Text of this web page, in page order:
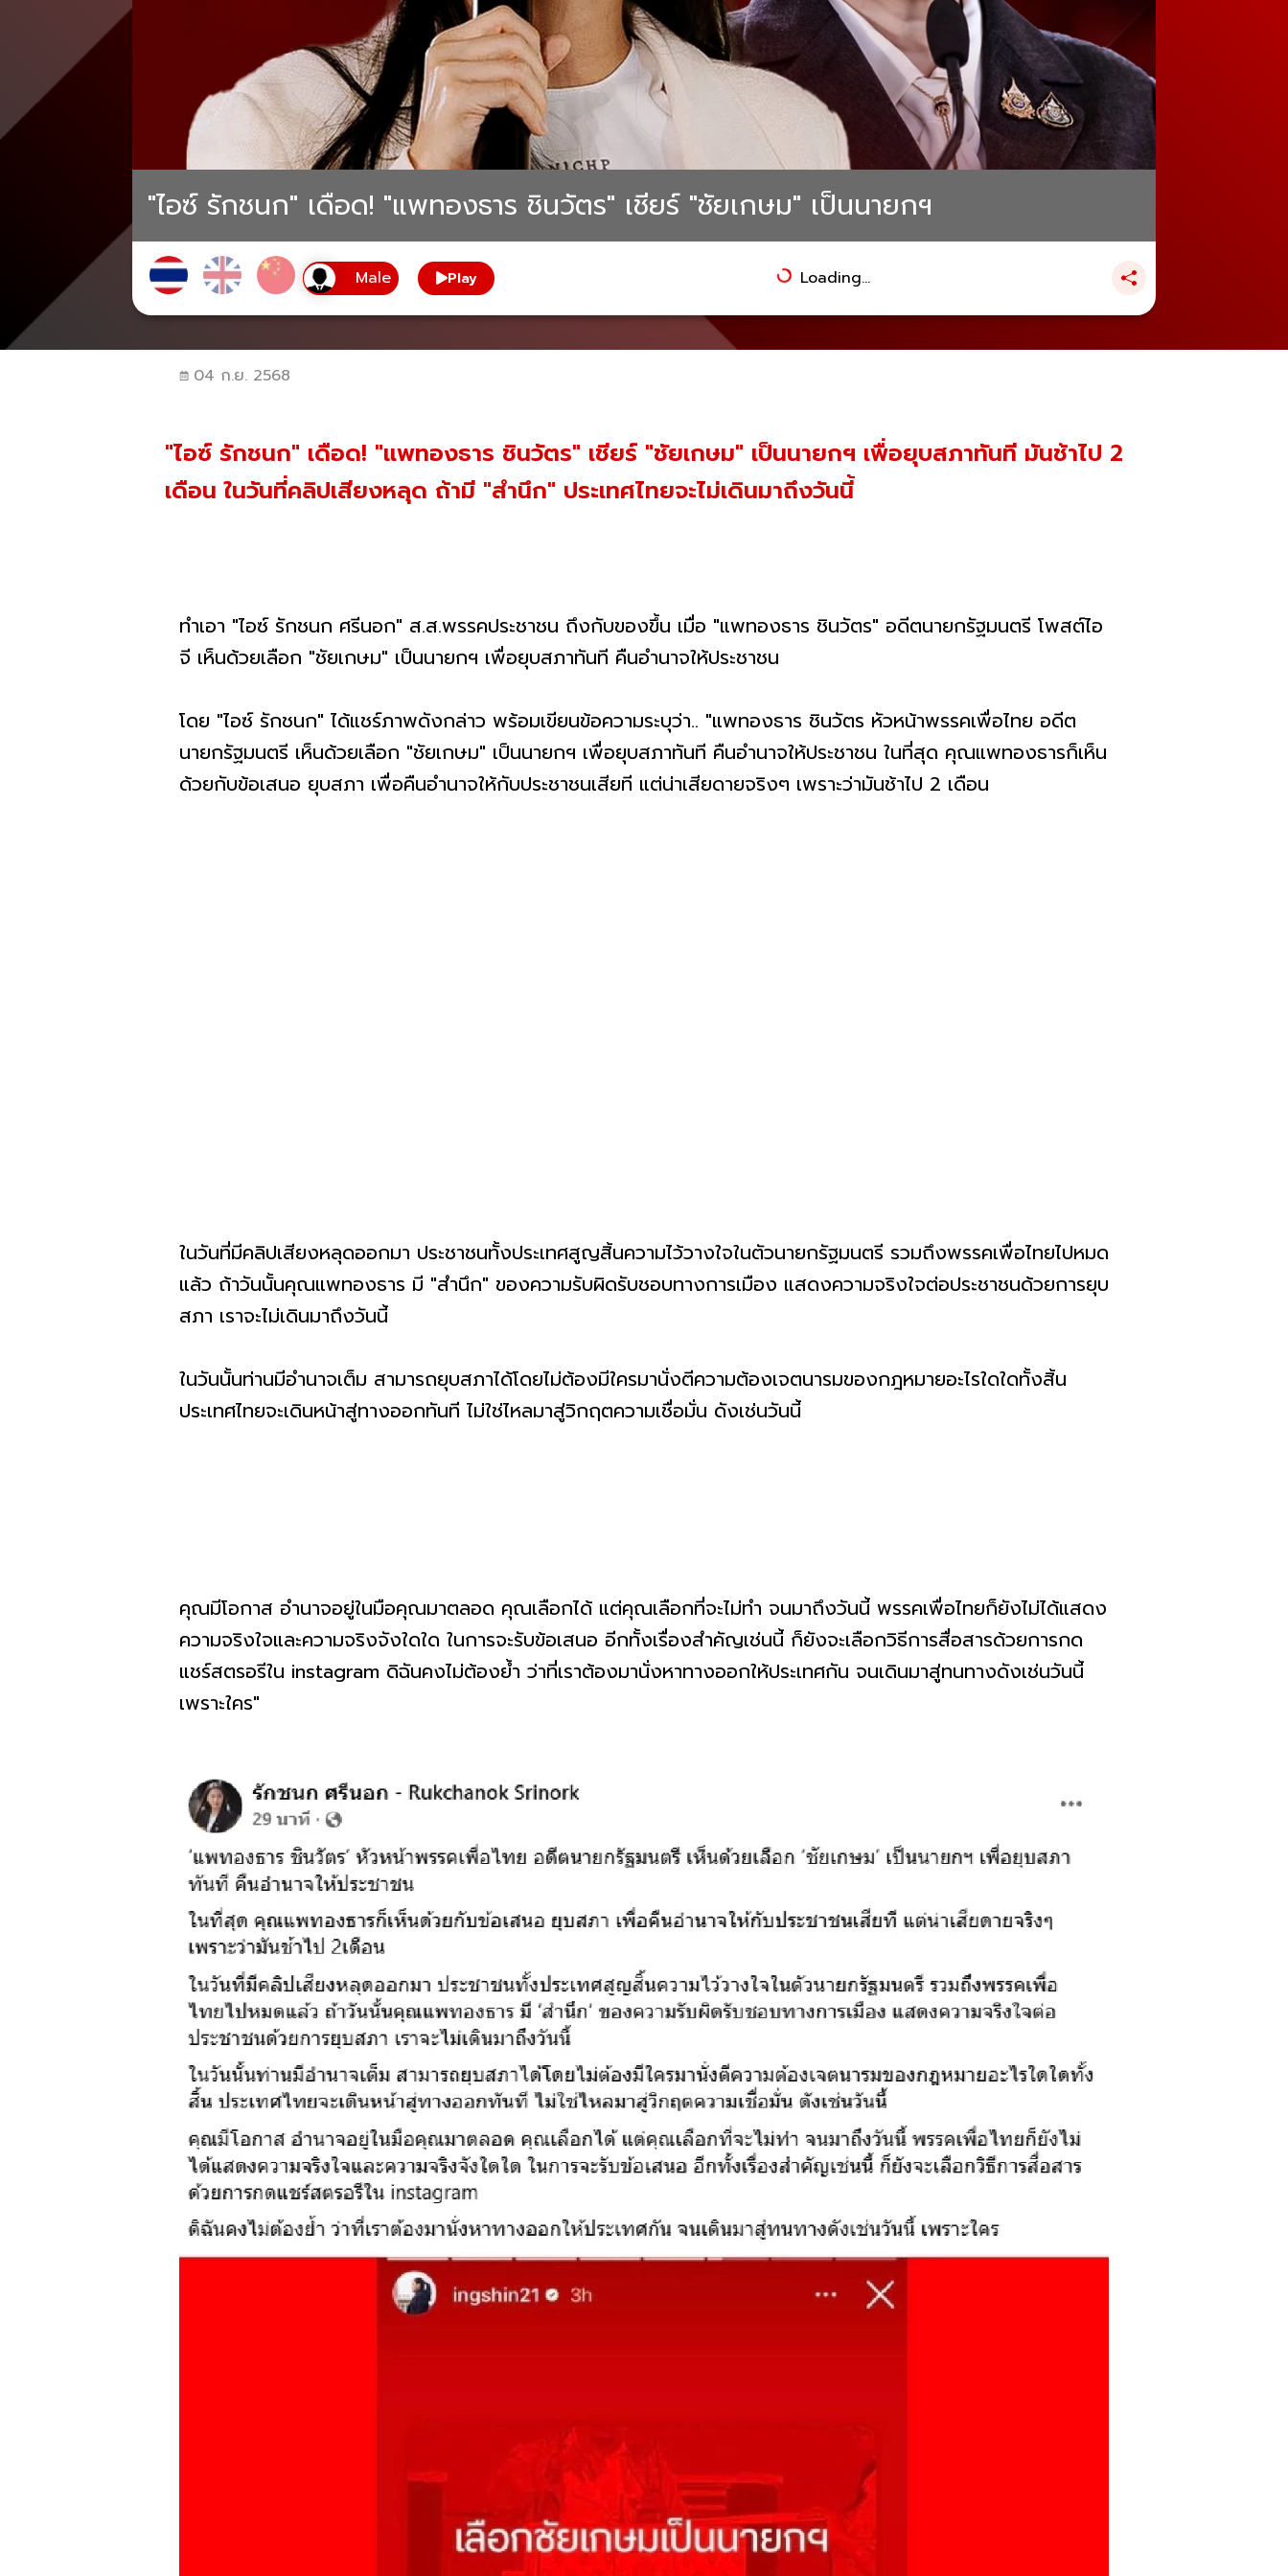
"ไอซ์ รักชนก" เดือด! "แพทองธาร ชินวัตร" เชียร์ "ชัยเกษม" เป็นนายกฯ
Play Loading...
04 ก.ย. 2568
"ไอซ์ รักชนก" เดือด! "แพทองธาร ชินวัตร" เชียร์ "ชัยเกษม" เป็นนายกฯ เพื่อยุบสภาทันที มันช้าไป 2
เดือน ในวันที่คลิปเสียงหลุด ถ้ามี "สำนึก" ประเทศไทยจะไม่เดินมาถึงวันนี้
ทำเอา "ไอซ์ รักชนก ศรีนอก" ส.ส.พรรคประชาชน ถึงกับของขึ้น เมื่อ "แพทองธาร ชินวัตร" อดีตนายกรัฐมนตรี โพสต์ไอ
จี เห็นด้วยเลือก "ชัยเกษม" เป็นนายกฯ เพื่อยุบสภาทันที คืนอำนาจให้ประชาชน
โดย "ไอซ์ รักชนก" ได้แชร์ภาพดังกล่าว พร้อมเขียนข้อความระบุว่า.. "แพทองธาร ชินวัตร หัวหน้าพรรคเพื่อไทย อดีต
นายกรัฐมนตรี เห็นด้วยเลือก "ชัยเกษม" เป็นนายกฯ เพื่อยุบสภาทันที คืนอำนาจให้ประชาชน ในที่สุด คุณแพทองธารก็เห็น
ด้วยกับข้อเสนอ ยุบสภา เพื่อคืนอำนาจให้กับประชาชนเสียที แต่น่าเสียดายจริงๆ เพราะว่ามันช้าไป 2 เดือน
ในวันที่มีคลิปเสียงหลุดออกมา ประชาชนทั้งประเทศสูญสิ้นความไว้วางใจในตัวนายกรัฐมนตรี รวมถึงพรรคเพื่อไทยไปหมด
แล้ว ถ้าวันนั้นคุณแพทองธาร มี "สำนึก" ของความรับผิดรับชอบทางการเมือง แสดงความจริงใจต่อประชาชนด้วยการยุบ
สภา เราจะไม่เดินมาถึงวันนี้
ในวันนั้นท่านมีอำนาจเต็ม สามารถยุบสภาได้โดยไม่ต้องมีใครมานั่งตีความต้องเจตนารมของกฎหมายอะไรใดใดทั้งสิ้น
ประเทศไทยจะเดินหน้าสู่ทางออกทันที ไม่ใช่ไหลมาสู่วิกฤตความเชื่อมั่น ดังเช่นวันนี้
คุณมีโอกาส อำนาจอยู่ในมือคุณมาตลอด คุณเลือกได้ แต่คุณเลือกที่จะไม่ทำ จนมาถึงวันนี้ พรรคเพื่อไทยก็ยังไม่ได้แสดง
ความจริงใจและความจริงจังใดใด ในการจะรับข้อเสนอ อีกทั้งเรื่องสำคัญเช่นนี้ ก็ยังจะเลือกวิธีการสื่อสารด้วยการกด
แชร์สตรอรีใน instagram ดิฉันคงไม่ต้องย้ำ ว่าที่เราต้องมานั่งหาทางออกให้ประเทศกัน จนเดินมาสู่ทนทางดังเช่นวันนี้
เพราะใคร"